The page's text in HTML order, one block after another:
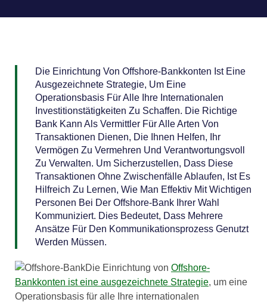
Die Einrichtung Von Offshore-Bankkonten Ist Eine
Ausgezeichnete Strategie, Um Eine
Operationsbasis Für Alle Ihre Internationalen
Investitionstätigkeiten Zu Schaffen. Die Richtige
Bank Kann Als Vermittler Für Alle Arten Von
Transaktionen Dienen, Die Ihnen Helfen, Ihr
Vermögen Zu Vermehren Und Verantwortungsvoll
Zu Verwalten. Um Sicherzustellen, Dass Diese
Transaktionen Ohne Zwischenfälle Ablaufen, Ist Es
Hilfreich Zu Lernen, Wie Man Effektiv Mit Wichtigen
Personen Bei Der Offshore-Bank Ihrer Wahl
Kommuniziert. Dies Bedeutet, Dass Mehrere
Ansätze Für Den Kommunikationsprozess Genutzt
Werden Müssen.
Die Einrichtung von Offshore-
Bankkonten ist eine ausgezeichnete Strategie, um eine
Operationsbasis für alle Ihre internationalen